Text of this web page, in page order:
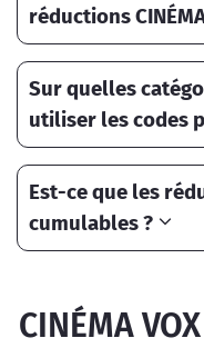
réductions
Sur quelles
utiliser les codes
Est-ce que les
cumulables ?
CINÉMA